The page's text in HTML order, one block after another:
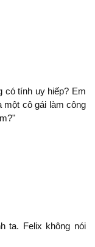
có tính uy hiếp? Em
làm công
ta. Felix